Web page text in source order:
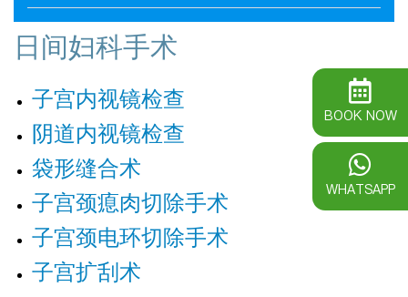
日间妇科手术
子宫内视镜检查
阴道内视镜检查
袋形缝合术
子宫颈瘜肉切除手术
子宫颈电环切除手术
子宫扩刮术
BOOK NOW
WHATSAPP